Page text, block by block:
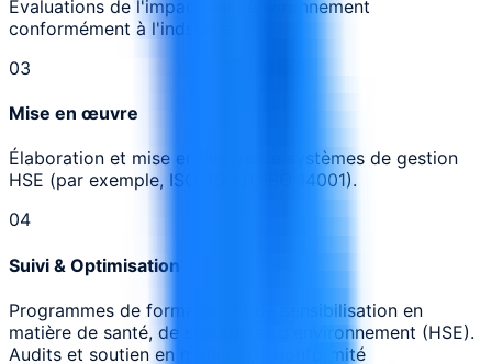
Évaluations de l'impact sur l'environnement
conformément à l'indsutrie
03
Mise en œuvre
Élaboration et mise en œuvre de systèmes de gestion
HSE (par exemple, ISO 45001, ISO 14001).
04
Suivi & Optimisation
Programmes de formation et de sensibilisation en
matière de santé, de sécurité et d'environnement (HSE).
Audits et soutien en matière de conformité